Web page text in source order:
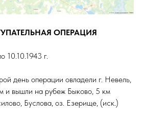
ОПЕРАЦИЯ
10.10.1943 г.
день операции овладели г. Невель,
и вышли на рубеж Быково, 5 км
Буслова, оз. Езерище, (иск.)